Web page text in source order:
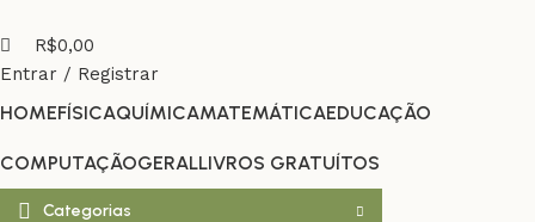
R$0,00
Entrar / Registrar
HOMEFÍSICAQUÍMICAMATEMÁTICAEDUCAÇÃO
COMPUTAÇÃOGERALLIVROS GRATUÍTOS
Categorias